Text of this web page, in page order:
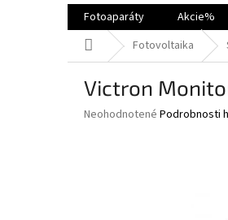
Fotoaparáty Akcie%
DomovFotovoltaika
Victron
Priemerné
Neohodnotené Podrobnosti